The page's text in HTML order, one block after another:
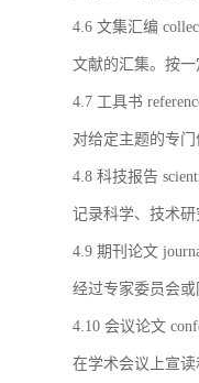
4.6 文集汇编
文献的汇集。按
4.7 工具书
对给定主题的专
4.8 科技报告
记录科学、技术
4.9 期刊论文
经过专家委员会
4.10 会议论文
在学术会议上宣